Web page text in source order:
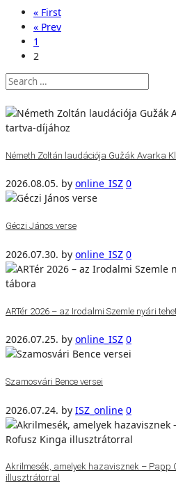
« First
« Prev
1
2
Németh Zoltán laudációja Gužák Avarka
2026.08.05. by online_ISZ 0
Géczi János verse
2026.07.30. by online_ISZ 0
ARTér 2026 – az Irodalmi Szemle nyári
2026.07.25. by online_ISZ 0
Szamosvári Bence versei
2026.07.24. by ISZ_online 0
Akrilmesék, amelyek hazavisznek – Papp
illusztrátorral